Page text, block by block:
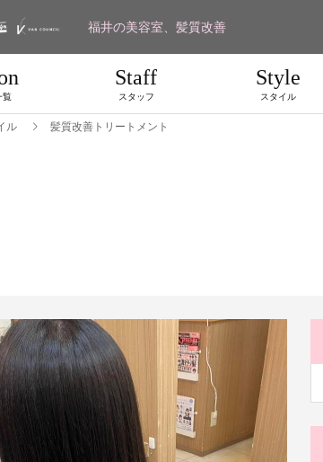
福井の美容室、髪質改善
覧
Staff
スタッフ
Style
スタイル
ル 髪質改善トリートメント